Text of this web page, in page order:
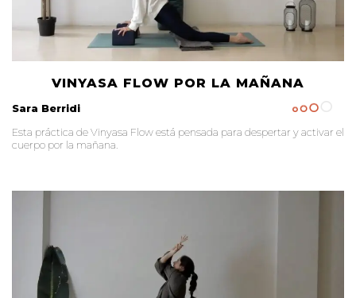
VINYASA FLOW POR LA MAÑANA
Sara Berridi
Esta práctica de Vinyasa Flow está pensada para despertar y activar el
cuerpo por la mañana.